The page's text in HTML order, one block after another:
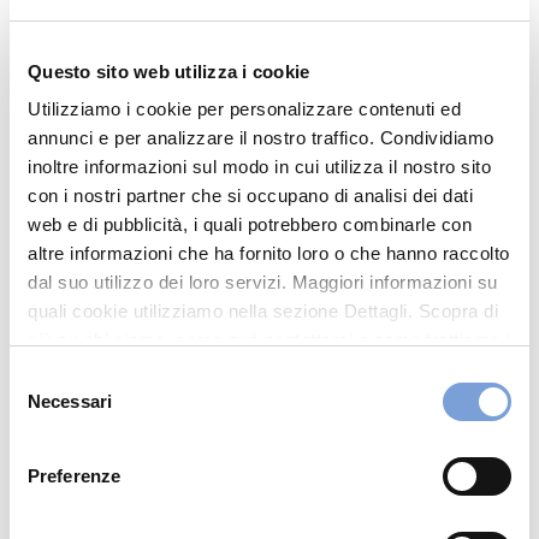
Questo sito web utilizza i cookie
Utilizziamo i cookie per personalizzare contenuti ed
annunci e per analizzare il nostro traffico. Condividiamo
inoltre informazioni sul modo in cui utilizza il nostro sito
con i nostri partner che si occupano di analisi dei dati
web e di pubblicità, i quali potrebbero combinarle con
altre informazioni che ha fornito loro o che hanno raccolto
dal suo utilizzo dei loro servizi. Maggiori informazioni su
quali cookie utilizziamo nella sezione Dettagli. Scopra di
può trovare nel footer del sito nella sezione "Informativa
delNecessari
Preferenze
41043 Formigine (MO)
Indicazioni
0595750380
INFO@PIANETACAMPER.COM
0595773608
Chiama ora